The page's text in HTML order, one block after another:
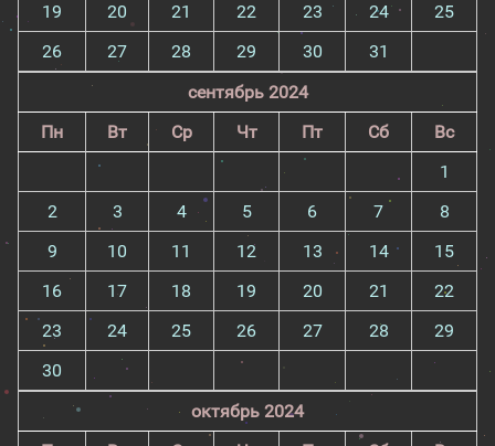
19
20 21 22 23 24
25
26
27 28 29 30
31
сентябрь 2024
Пн
Вт Ср Чт Пт Сб
Вс
1
2
3 4 5 6 7
8
9
10 11 12 13 14
15
16
17 18 19 20 21
22
23
24 25 26 27 28
29
30
октябрь 2024